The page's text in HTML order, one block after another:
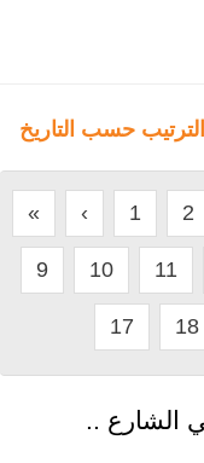
الترتيب حسب التاريخ
« ‹ 1 2
9 10 11
17 18
الشارع ..